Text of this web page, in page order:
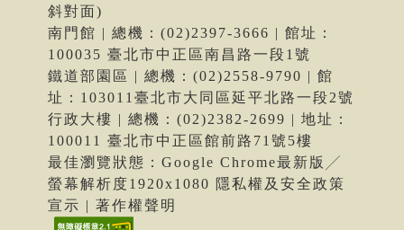
斜對面)
南門館 | 總機：(02)2397-3666 | 館址：
100035 臺北市中正區南昌路一段1號
鐵道部園區 | 總機：(02)2558-9790 | 館
址：103011臺北市大同區延平北路一段2號
行政大樓 | 總機：(02)2382-2699 | 地址：
100011 臺北市中正區館前路71號5樓
最佳瀏覽狀態：Google Chrome最新版╱
螢幕解析度1920x1080 隱私權及安全政策
宣示 | 著作權聲明